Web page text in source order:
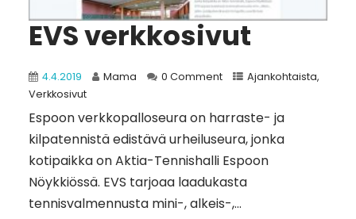
EVS verkkosivut
4.4.2019 Mama 0 Comment Ajankohtaista,
Verkkosivut
Espoon verkkopalloseura on harraste- ja
kilpatennistä edistävä urheiluseura, jonka
kotipaikka on Aktia-Tennishalli Espoon
Nöykkiössä. EVS tarjoaa laadukasta
tennisvalmennusta mini-, alkeis-,...